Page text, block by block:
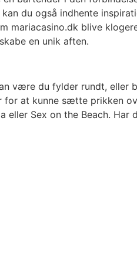
du også indhente
mariacasino.dk blive
en unik aften.
være du fylder rundt, eller
at kunne sætte prikken
Sex on the Beach. Har